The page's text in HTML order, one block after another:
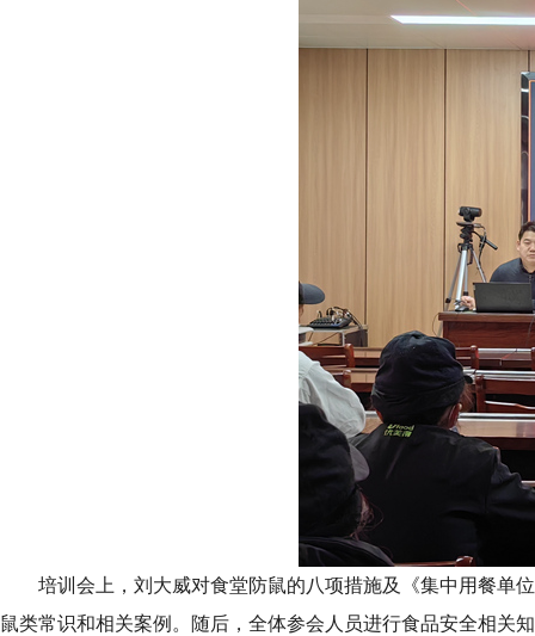
培训会上，刘大威对食堂防鼠的八项措施及《集中用餐单
鼠类常识和相关案例。随后，全体参会人员进行食品安全相关